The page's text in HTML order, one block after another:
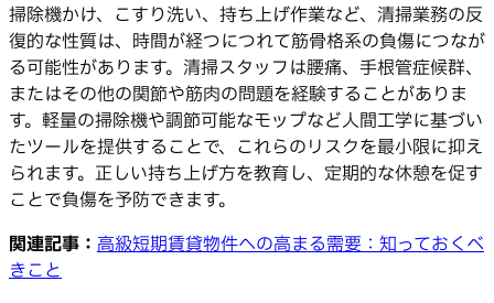
掃除機かけ、こすり洗い、持ち上げ作業など、清掃業務の反
復的な性質は、時間が経つにつれて筋骨格系の負傷につなが
る可能性があります。清掃スタッフは腰痛、手根管症候群、
またはその他の関節や筋肉の問題を経験することがありま
す。軽量の掃除機や調節可能なモップなど人間工学に基づい
たツールを提供することで、これらのリスクを最小限に抑え
られます。正しい持ち上げ方を教育し、定期的な休憩を促す
ことで負傷を予防できます。
関連記事： 高級短期賃貸物件への高まる需要：知っておくべ
きこと